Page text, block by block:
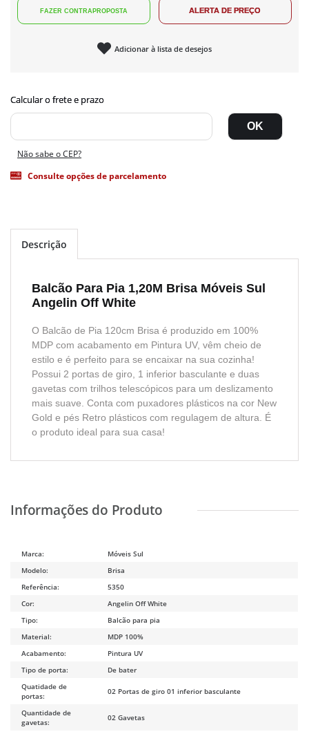
Adicionar à lista de desejos
Não sabe o CEP?
Consulte opções de parcelamento
Descrição
Balcão Para Pia 1,20M Brisa Móveis Sul
Angelin Off White
O Balcão de Pia 120cm Brisa é produzido em 100%
MDP com acabamento em Pintura UV, vêm cheio de
estilo e é perfeito para se encaixar na sua cozinha!
Possui 2 portas de giro, 1 inferior basculante e duas
gavetas com trilhos telescópicos para um deslizamento
mais suave. Conta com puxadores plásticos na cor New
Gold e pés Retro plásticos com regulagem de altura. É
o produto ideal para sua casa!
Marca:
Móveis Sul
Modelo:
Brisa
Referência:
5350
Cor:
Angelin Off White
Tipo:
Balcão para pia
Material:
MDP 100%
Acabamento:
Pintura UV
Tipo de porta:
De bater
Quatidade de
portas:
02 Portas de giro 01 inferior basculante
Quantidade de
gavetas:
02 Gavetas